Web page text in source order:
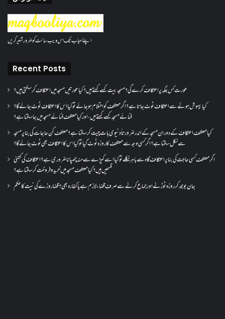
اپنے احباب تک اس ویب سائٹ کو ضرور شئیر کریں
Recent Posts
عورت کس جگہ پر اعتکاف کرے گی؟مسجد بیت کسے کہتے ہیں؟کیا عورتیں مسجد میں اعتکاف کر سکتی ہیں؟
کیا بیہوش ہونے سے اعتکاف ٹوٹ جاتا ہے؟ اگر معتکف کو احتلام ہو جائے تو کیا اس کا اعتکاف ٹوٹ جائے گا؟
فنائے مسجد کسے کہتے ہیں ، اور کیا معتکف فنائے مسجد میں جا سکتا ہے؟
کیا معتکف اعتکاف کے دوران مسجد کے اندر ضرورتاً دنیوی بات چیت کر سکتا ہے؟معتکف کن حاجات کی بنا پر مسجد
سے نکل سکتا ہے؟ اگر کسی وجہ سے معتکف کا روزہ ٹوٹ گیا تو کیا اس کا اعتکاف بھی ٹوٹ جائے گا؟
اگر معتکف کسی حاجت کی بنا پر اعتکاف گاہ سے باہر نکلے تو کیا اسے کپڑے سے منہ چھپانا ضروری ہے؟اعتکاف کی کتنی
قسمیں ہیں؟کیا معتکف مسجد میں خرید و فروخت کر سکتا ہے؟
جان بوجھ کر روزہ ٹوڑنے اور جماع کرنے سے صرف قضاء لازم ہے یا کفارہ بھی؟ قضا روزے کی نیت کا حکم